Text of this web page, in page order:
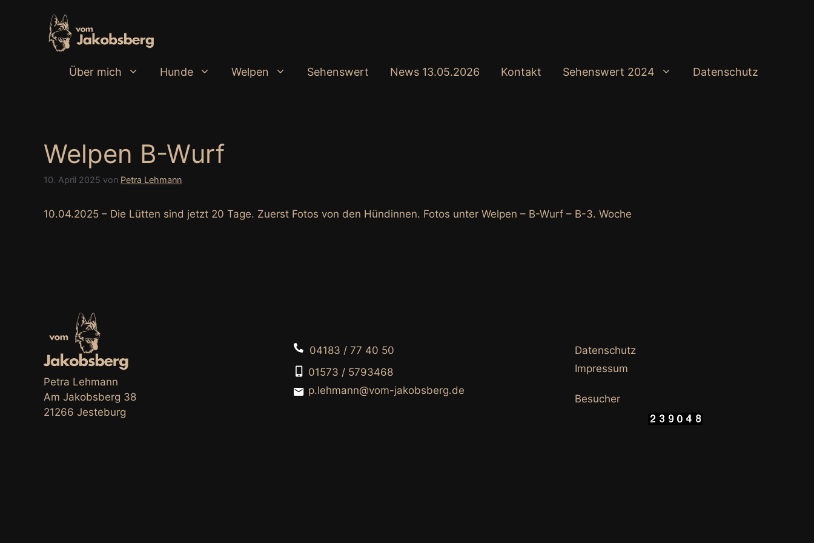
Über mich Hunde Welpen Sehenswert News 13.05.2026 Kontakt Sehenswert 2024 Datenschutz
Welpen B-Wurf
10. April 2025 von Petra Lehmann
10.04.2025 – Die Lütten sind jetzt 20 Tage. Zuerst Fotos von den Hündinnen. Fotos unter Welpen – B-Wurf – B-3. Woche
Petra Lehmann
Am Jakobsberg 38
21266 Jesteburg
04183 / 77 40 50
01573 / 5793468
p.lehmann@vom-jakobsberg.de
Datenschutz
Impressum
Besucher